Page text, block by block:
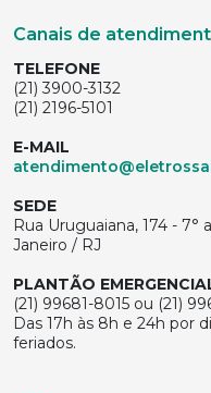
Canais de
TELEFONE
(21) 3900-3132
(21) 2196-5101
E-MAIL
SEDE
Rua Uruguaiana, 174 - 7°
Janeiro / RJ
PLANTÃO
(21) 99681-8015 ou (21)
Das 17h às 8h e 24h por
feriados.